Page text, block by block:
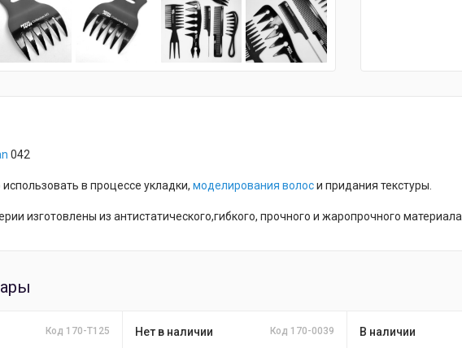
042
в процессе укладки, моделирования волоси придания текстуры.
изготовлены из антистатического,гибкого, прочного и жаропрочного материала.
Код 170-T125 Нет в наличии Код 170-0039 В наличии